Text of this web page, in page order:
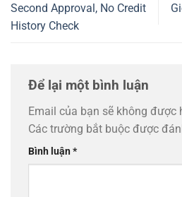
Second Approval, No Credit
History Check
Để lại một bình luận
Email của bạn sẽ không được
Các trường bắt buộc được
Bình luận*